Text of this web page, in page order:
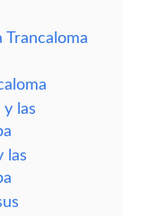
Trancaloma
y las
las